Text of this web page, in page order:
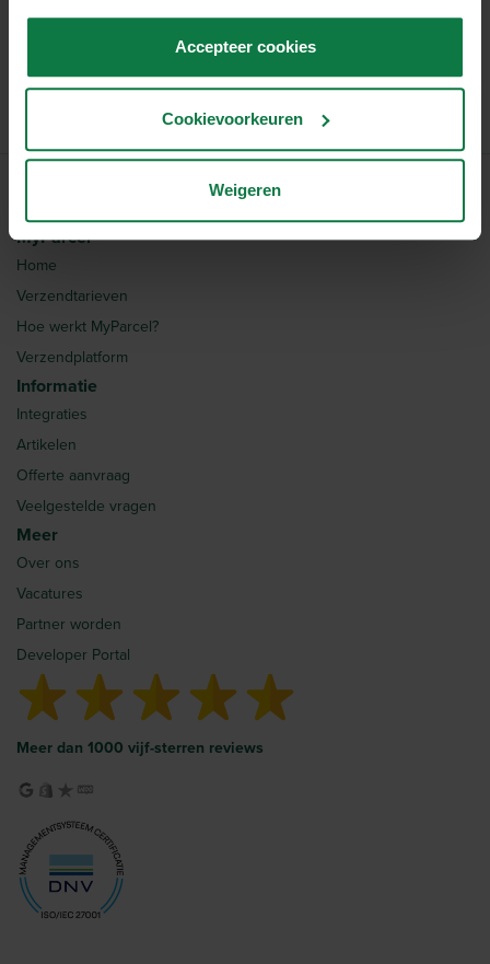
accepteert.
Accepteer cookies
Cookievoorkeuren
Weigeren
MyParcel: het verhaal achter het
toonaangevende verzendplatform voor 42.000
MyParcel
Home
Verzendtarieven
Hoe werkt MyParcel?
Verzendplatform
Informatie
Integraties
Artikelen
Offerte aanvraag
Veelgestelde vragen
Meer
Over ons
Vacatures
Partner worden
Developer Portal
Meer dan 1000 vijf-sterren reviews